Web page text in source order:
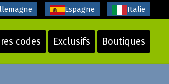
codes Exclusifs Boutiques
Espagne Italie